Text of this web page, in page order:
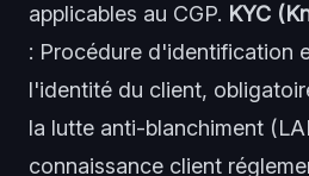
applicables au CGP. KYC
: Procédure d'identification
l'identité du client,
la lutte anti-blanchiment
connaissance client